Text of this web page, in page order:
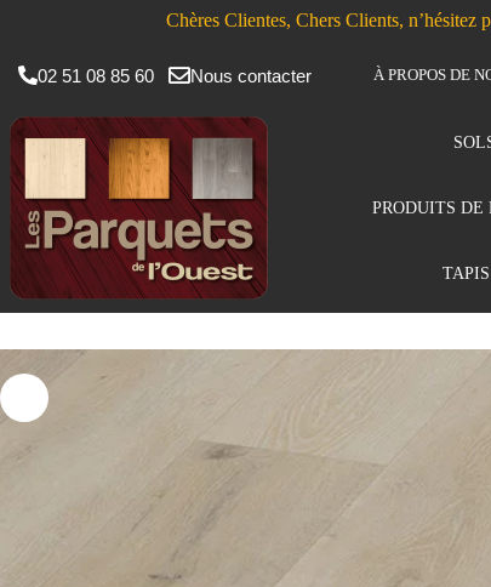
Chères Clientes, Chers Clients, n’hésitez
02 51 08 85 60 Nous contacter À PROPOS DE
PRODUITS